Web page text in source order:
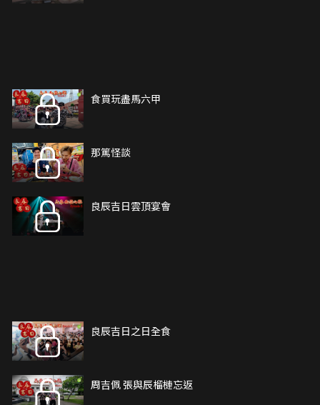
食買玩盡馬六甲
那篤怪談
良辰吉日雲頂宴會
良辰吉日之日全食
周吉佩 張與辰榴槤忘返